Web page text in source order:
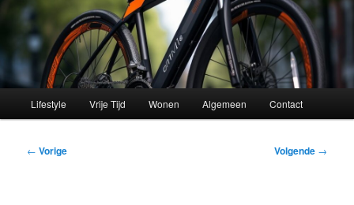
Lifestyle Vrije Tijd Wonen Algemeen Contact
Bericht
← Vorige Volgende →